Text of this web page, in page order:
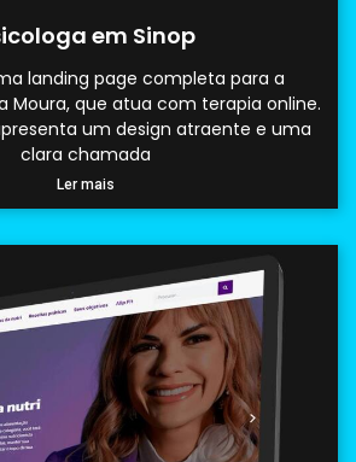
em Sinop
landing page completa para a
Moura, que atua com terapia online.
um design atraente e uma
clara chamada
Ler mais